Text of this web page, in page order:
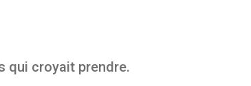
qui croyait prendre.